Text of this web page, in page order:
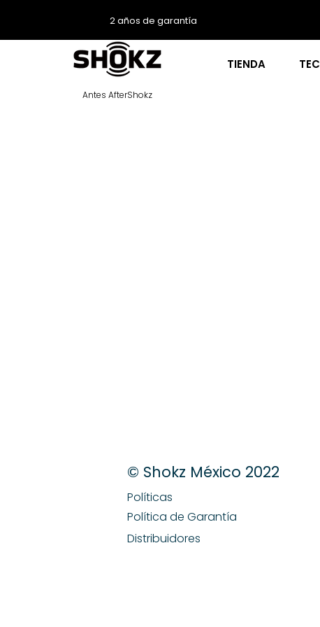
2 años de garantía
TIENDA
Antes AfterShokz
© Shokz México 2022
Políticas
Política de Garantía
Distribuidores